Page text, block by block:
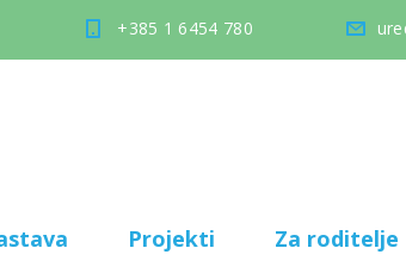
+385 1 6454 780
Projekti Za roditelje